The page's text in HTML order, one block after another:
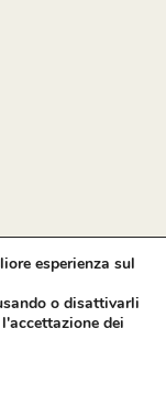
forWordPress
Developed by
esperienza sul
o disattivarli
dei
Cookie Banner